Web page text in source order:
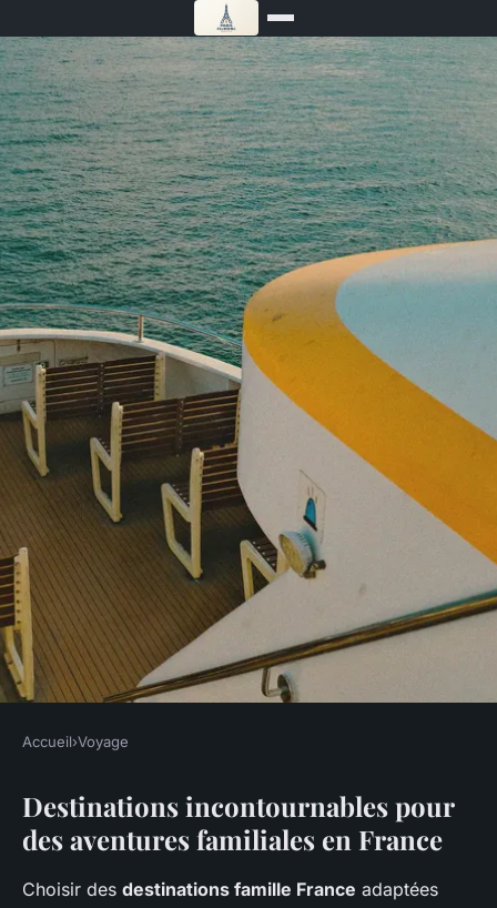
VOYAGE
Aventures Familiales en
France : Les Essentiels pour
des Séjours Mémorables
Accueil›Voyage
Destinations incontournables pour
des aventures familiales en France
Choisir des destinations famille France adaptées